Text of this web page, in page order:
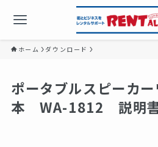
ホーム ダウンロード
ポータブルスピーカ
本 WA-1812 説明書